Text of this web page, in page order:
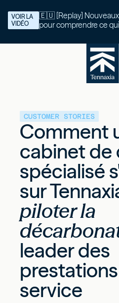
🇪🇺 [Replay] Nouveaux ESRS :
pour comprendre ce
VOIR LA
VIDÉO
CUSTOMER STORIES
Comment
cabinet de
spécialisé
sur
piloter la
leader des
service